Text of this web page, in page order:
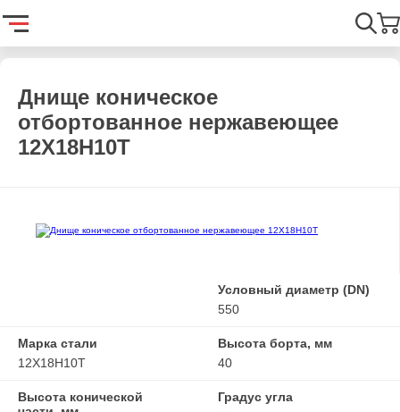
Найти
Главная
Днище коническое
отбортованное нержавеющее
12Х18Н10Т
Условный диаметр (DN)
550
Марка стали
12Х18Н10Т
Высота борта, мм
40
Высота конической
Градус угла